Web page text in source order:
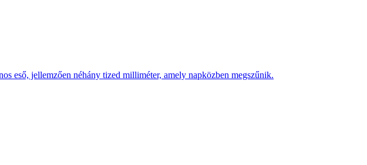
eső, jellemzően néhány tized milliméter, amely napközben megszűnik.